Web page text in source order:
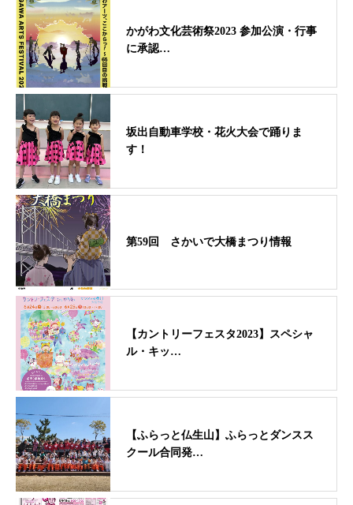
かがわ文化芸術祭2023 参加公演・行事
に承認…
坂出自動車学校・花火大会で踊りま
す！
第59回 さかいで大橋まつり情報
【カントリーフェスタ2023】スペシャ
ル・キッ…
【ふらっと仏生山】ふらっとダンスス
クール合同発…